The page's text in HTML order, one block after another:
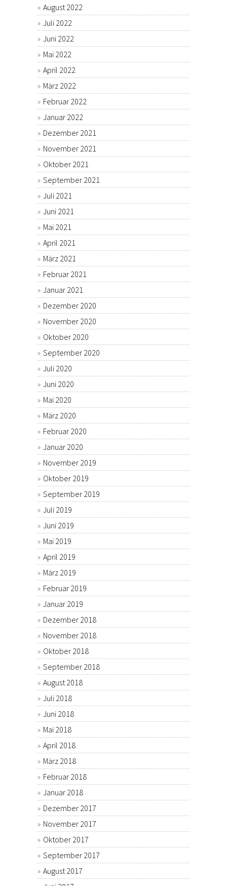
August 2022
Juli 2022
Juni 2022
Mai 2022
April 2022
März 2022
Februar 2022
Januar 2022
Dezember 2021
November 2021
Oktober 2021
September 2021
Juli 2021
Juni 2021
Mai 2021
April 2021
März 2021
Februar 2021
Januar 2021
Dezember 2020
November 2020
Oktober 2020
September 2020
Juli 2020
Juni 2020
Mai 2020
März 2020
Februar 2020
Januar 2020
November 2019
Oktober 2019
September 2019
Juli 2019
Juni 2019
Mai 2019
April 2019
März 2019
Februar 2019
Januar 2019
Dezember 2018
November 2018
Oktober 2018
September 2018
August 2018
Juli 2018
Juni 2018
Mai 2018
April 2018
März 2018
Februar 2018
Januar 2018
Dezember 2017
November 2017
Oktober 2017
September 2017
August 2017